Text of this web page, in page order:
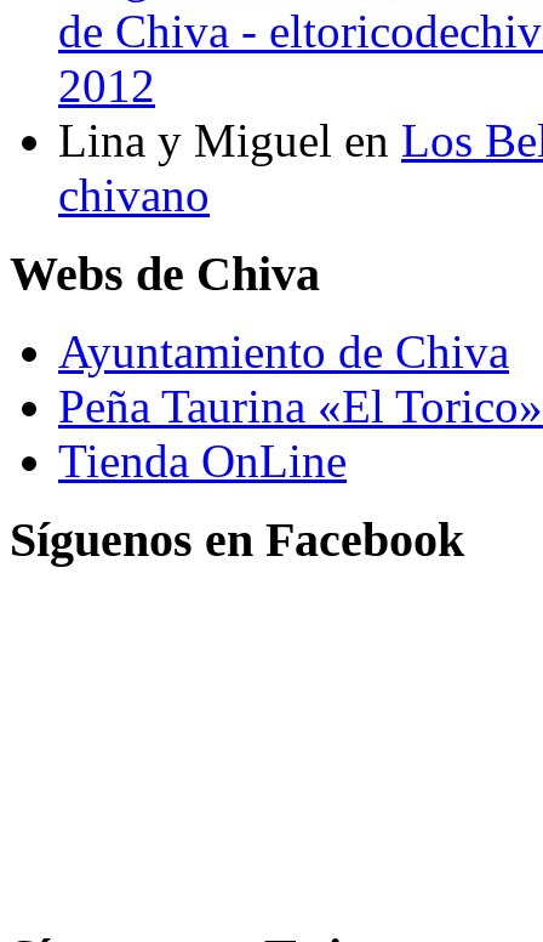
de Chiva -
2012
Lina y Miguel en Los
chivano
Webs de Chiva
Ayuntamiento de Chiva
Peña Taurina «El Torico»
Tienda OnLine
Síguenos en Facebook